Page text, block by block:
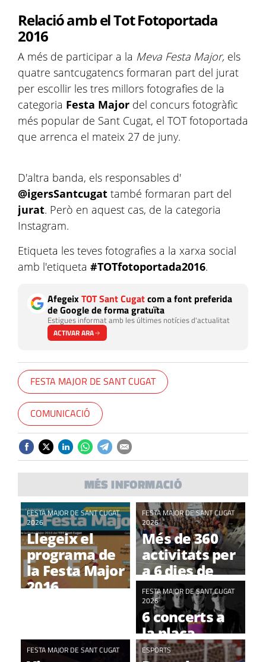
Relació amb el Tot Fotoportada
2016
A més de participar a la Meva Festa Major, els
quatre santcugatencs formaran part del jurat
per escollir les tres millors fotografies de la
categoria Festa Major del concurs fotogràfic
més popular de Sant Cugat, el TOT fotoportada
que arrenca el mateix 27 de juny.
D'altra banda, els responsables d'
@igersSantcugat també formaran part del
jurat. Però en aquest cas, de la categoria
Instagram.
Etiqueta les teves fotografies a la xarxa social
amb l'etiqueta #TOTfotoportada2016.
AfegeixTOT Sant Cugatcom a font preferida
de Google de forma gratuïta
Estigues informat amb les últimes notícies d'actualitat
ACTIVAR ARA
FESTA MAJOR DE SANT CUGAT
COMUNICACIÓ
MÉS INFORMACIÓ
FESTA MAJOR DE SANT CUGAT
2026
Llegeix el
programa de
la Festa Major
2016
FESTA MAJOR DE SANT CUGAT
2026
Més de 360
activitats per
a 6 dies de
Festa Major
FESTA MAJOR DE SANT CUGAT
2026
6 concerts a
la plaça
d'Octavià per
FESTA MAJOR DE SANT CUGAT ESPORTS